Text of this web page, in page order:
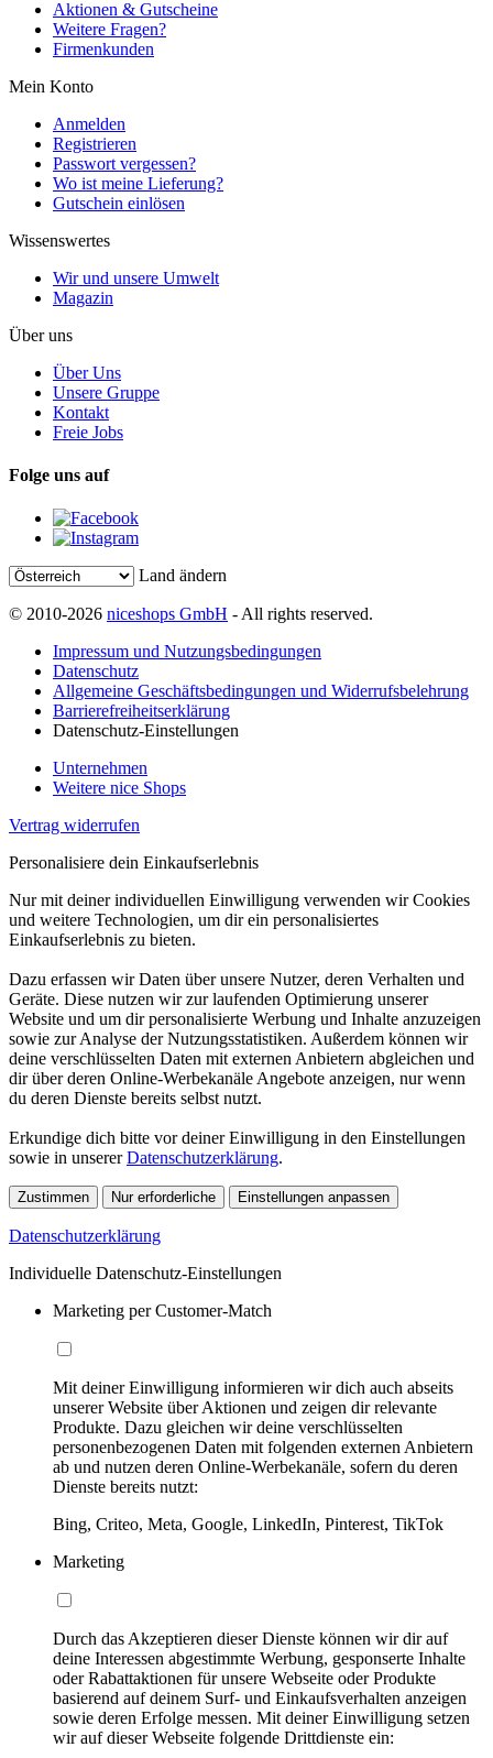
Aktionen & Gutscheine
Weitere Fragen?
Firmenkunden
Mein Konto
Anmelden
Registrieren
Passwort vergessen?
Wo ist meine Lieferung?
Gutschein einlösen
Wissenswertes
Wir und unsere Umwelt
Magazin
Über uns
Über Uns
Unsere Gruppe
Kontakt
Freie Jobs
Folge uns auf
Land ändern
© 2010-2026 niceshops GmbH - All rights reserved.
Impressum und Nutzungsbedingungen
Datenschutz
Allgemeine Geschäftsbedingungen und Widerrufsbelehrung
Barrierefreiheitserklärung
Datenschutz-Einstellungen
Unternehmen
Weitere nice Shops
Vertrag widerrufen
Personalisiere dein Einkaufserlebnis
Nur mit deiner individuellen Einwilligung verwenden wir Cookies
und weitere Technologien, um dir ein personalisiertes
Einkaufserlebnis zu bieten.
Dazu erfassen wir Daten über unsere Nutzer, deren Verhalten und
Geräte. Diese nutzen wir zur laufenden Optimierung unserer
Website und um dir personalisierte Werbung und Inhalte anzuzeigen
sowie zur Analyse der Nutzungsstatistiken. Außerdem können wir
deine verschlüsselten Daten mit externen Anbietern abgleichen und
dir über deren Online-Werbekanäle Angebote anzeigen, nur wenn
du deren Dienste bereits selbst nutzt.
Erkundige dich bitte vor deiner Einwilligung in den Einstellungen
sowie in unsererDatenschutzerklärung.
Zustimmen Nur erforderliche Einstellungen anpassen
Datenschutzerklärung
Individuelle Datenschutz-Einstellungen
Marketing per Customer-Match
Mit deiner Einwilligung informieren wir dich auch abseits
unserer Website über Aktionen und zeigen dir relevante
Produkte. Dazu gleichen wir deine verschlüsselten
personenbezogenen Daten mit folgenden externen Anbietern
ab und nutzen deren Online-Werbekanäle, sofern du deren
Dienste bereits nutzt:
Bing, Criteo, Meta, Google, LinkedIn, Pinterest, TikTok
Marketing
Durch das Akzeptieren dieser Dienste können wir dir auf
deine Interessen abgestimmte Werbung, gesponserte Inhalte
oder Rabattaktionen für unsere Webseite oder Produkte
basierend auf deinem Surf- und Einkaufsverhalten anzeigen
sowie deren Erfolge messen. Mit deiner Einwilligung setzen
wir auf dieser Webseite folgende Drittdienste ein: